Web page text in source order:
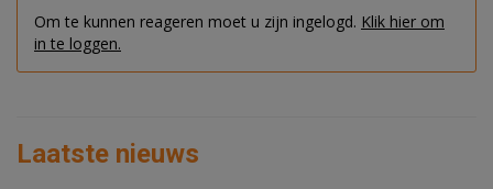
Om te kunnen reageren moet u zijn ingelogd. Klik hier om
in te loggen.
Laatste nieuws